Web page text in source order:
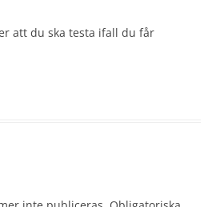
att du ska testa ifall du får